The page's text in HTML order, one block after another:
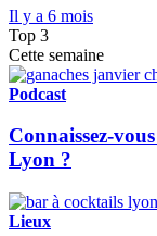
Il y a 6 mois
Top 3
Cette semaine
Podcast
Connaissez-
Lyon ?
Lieux